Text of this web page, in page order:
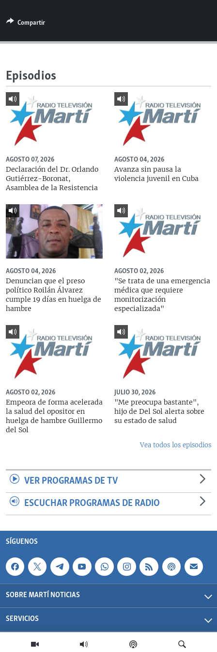
ESPECIALES
ESPECIALES
SER VIEJO EN CUBA
KENTU-CUBANO
LOS SANTOS DE HIALEAH
DESINFORMACIÓN RUSA EN AMÉRICA LATINA
LA INVASIÓN DE RUSIA A UCRANIA
MULTIMEDIA
SÍGUENOS
Compartir
Episodios
AGOSTO 07, 2026
Declaración del Dr. Orlando
Gutiérrez-Boronat,
Asamblea de la Resistencia
AGOSTO 04, 2026
Avanza sin pausa la
violencia juvenil en Cuba
AGOSTO 04, 2026
Denuncian que el preso
político Roilán Álvarez
cumple 19 días en huelga de
hambre
AGOSTO 02, 2026
"Se trata de una emergencia
médica que requiere
monitorización
especializada"
AGOSTO 02, 2026
Empeora de forma acelerada
la salud del opositor en
huelga de hambre Guillermo
del Sol
JULIO 30, 2026
"Me preocupa bastante",
hijo de Del Sol alerta sobre
su estado de salud
Vea todos los episodios
VER PROGRAMAS DE TV
ESCUCHAR PROGRAMAS DE RADIO
SÍGUENOS
SOBRE MARTÍ NOTICIAS
SERVICIOS
Martí Noticias| 2026 | OCB | Todos los derechos reservados.